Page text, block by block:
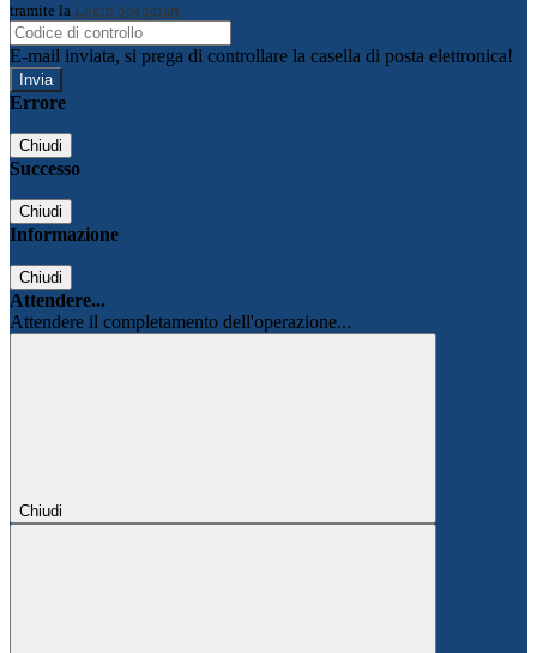
tramite la Login Spaggiari
E-mail inviata, si prega di controllare la casella di posta elettronica!
Errore
Chiudi
Successo
Chiudi
Informazione
Chiudi
Attendere...
Attendere il completamento dell'operazione...
Chiudi